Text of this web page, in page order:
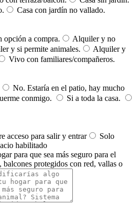
Casa con jardín no vallado.
opción a compra.
Alquiler y no
y si permite animales.
Alquiler y
Vivo con familiares/compañeros.
No. Estaría en el patio, hay mucho
conmigo.
Si a toda la casa.
acceso para salir y entrar
Solo
habilitado
para que sea más seguro para el
balcones protegidos con red, vallas o